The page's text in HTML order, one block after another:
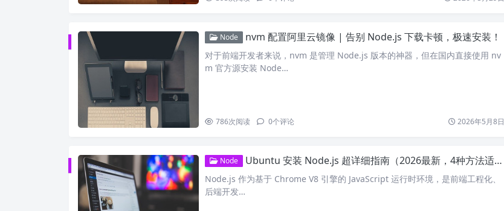
Node nvm 配置阿里云镜像 | 告别 Node.js 下载卡顿，极速安装！
对于前端开发者来说，nvm 是管理 Node.js 版本的神器，但在国内直接使用 nv
m 官方源安装 Node…
786次阅读 0个评论 2026年5月8日
Node Ubuntu 安装 Node.js 超详细指南（2026最新，4种方法适配所有场景）
Node.js 作为基于 Chrome V8 引擎的 JavaScript 运行时环境，是前端工程化、
后端开发…